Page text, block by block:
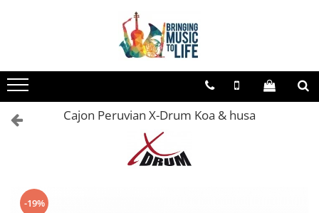
Saxofon
Sopran Sax
Alto Saxofon
Ancii
Cajon Peruvian X-Drum Koa & husa
-19%